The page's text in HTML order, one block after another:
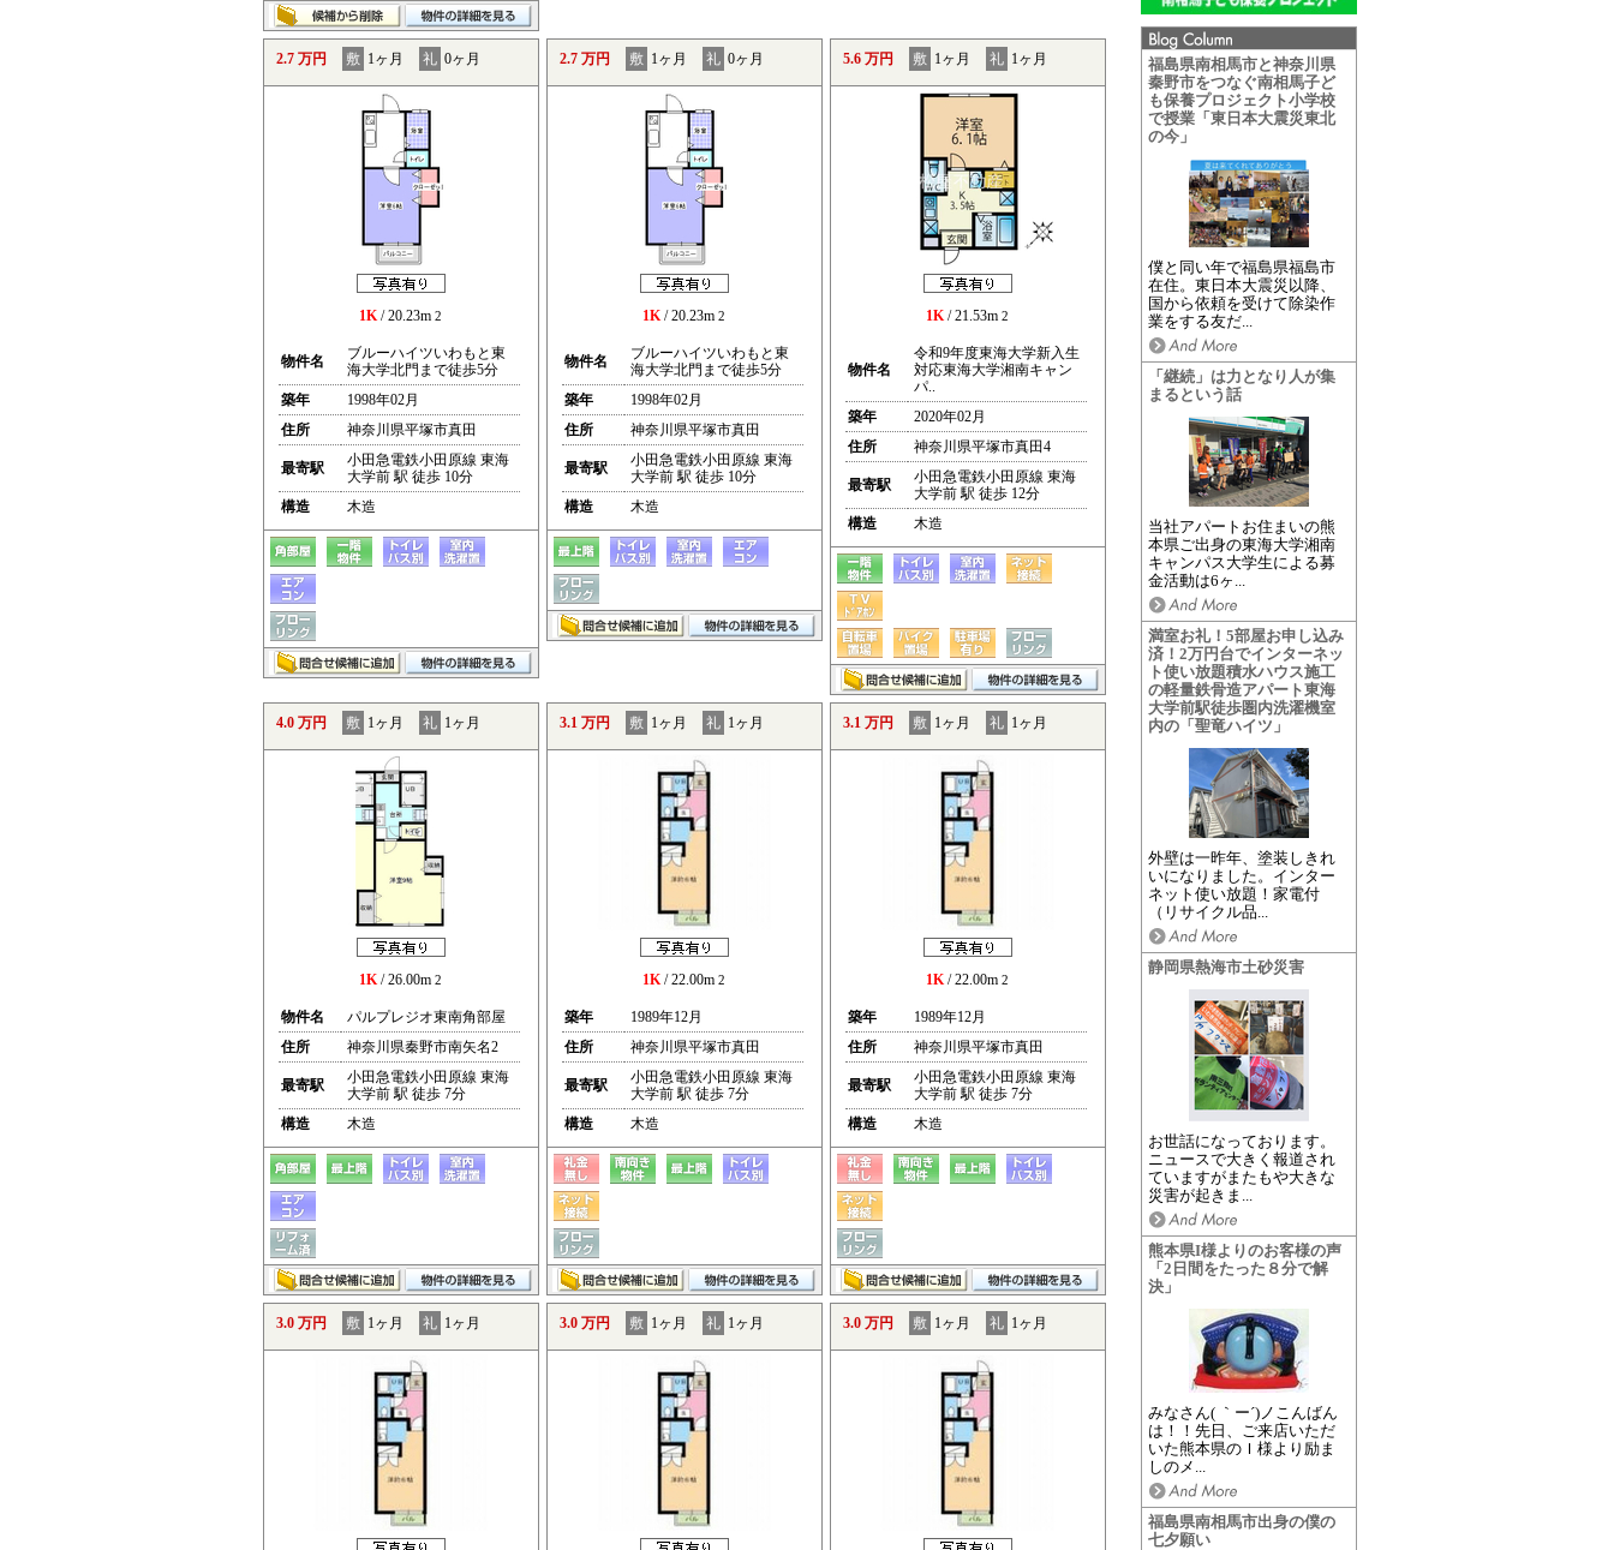
福島県南相馬市と神奈川県
秦野市をつなぐ南相馬子ど
も保養プロジェクト小学校
で授業「東日本大震災東北
の今」
僕と同い年で福島県福島市
在住。東日本大震災以降、
国から依頼を受けて除染作
業をする友だ...
「継続」は力となり人が集
まるという話
当社アパートお住まいの熊
本県ご出身の東海大学湘南
キャンパス大学生による募
金活動は6ヶ...
満室お礼！5部屋お申し込み
済！2万円台でインターネッ
ト使い放題積水ハウス施工
の軽量鉄骨造アパート東海
大学前駅徒歩圏内洗濯機室
内の「聖竜ハイツ」
外壁は一昨年、塗装しきれ
いになりました。インター
ネット使い放題！家電付
（リサイクル品...
静岡県熱海市土砂災害
お世話になっております。
ニュースで大きく報道され
ていますがまたもや大きな
災害が起きま...
熊本県I様よりのお客様の声
「2日間をたった８分で解
決」
みなさん( ｀ー´)ノこんばん
は！！先日、ご来店いただ
いた熊本県のＩ様より励ま
しのメ...
福島県南相馬市出身の僕の
七夕願い
2.7 万円 敷 1ヶ月 礼 0ヶ月
1K/ 20.23m 2
物件名
ブルーハイツいわもと東
海大学北門まで徒歩5分
築年
1998年02月
住所
神奈川県平塚市真田
最寄駅
小田急電鉄小田原線 東海
大学前 駅 徒歩 10分
構造
木造
2.7 万円 敷 1ヶ月 礼 0ヶ月
1K/ 20.23m 2
物件名
ブルーハイツいわもと東
海大学北門まで徒歩5分
築年
1998年02月
住所
神奈川県平塚市真田
最寄駅
小田急電鉄小田原線 東海
大学前 駅 徒歩 10分
構造
木造
5.6 万円 敷 1ヶ月 礼 1ヶ月
1K/ 21.53m 2
物件名
令和9年度東海大学新入生
対応東海大学湘南キャン
パ..
築年
2020年02月
住所
神奈川県平塚市真田4
最寄駅
小田急電鉄小田原線 東海
大学前 駅 徒歩 12分
構造
木造
4.0 万円 敷 1ヶ月 礼 1ヶ月
1K/ 26.00m 2
物件名
パルプレジオ東南角部屋
住所
神奈川県秦野市南矢名2
最寄駅
小田急電鉄小田原線 東海
大学前 駅 徒歩 7分
構造
木造
3.1 万円 敷 1ヶ月 礼 1ヶ月
1K/ 22.00m 2
築年
1989年12月
住所
神奈川県平塚市真田
最寄駅
小田急電鉄小田原線 東海
大学前 駅 徒歩 7分
構造
木造
3.1 万円 敷 1ヶ月 礼 1ヶ月
1K/ 22.00m 2
築年
1989年12月
住所
神奈川県平塚市真田
最寄駅
小田急電鉄小田原線 東海
大学前 駅 徒歩 7分
構造
木造
3.0 万円 敷 1ヶ月 礼 1ヶ月 3.0 万円 敷 1ヶ月 礼 1ヶ月 3.0 万円 敷 1ヶ月 礼 1ヶ月